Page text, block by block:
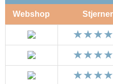
Webshop Stjerner